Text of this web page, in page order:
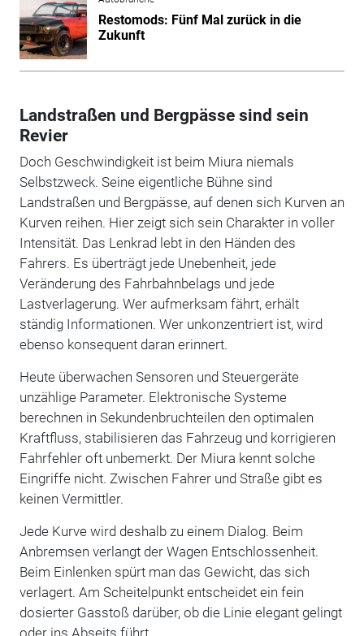
Restomods: Fünf Mal zurück in die
Zukunft
Landstraßen und Bergpässe sind sein
Revier
Doch Geschwindigkeit ist beim Miura niemals
Selbstzweck. Seine eigentliche Bühne sind
Landstraßen und Bergpässe, auf denen sich Kurven an
Kurven reihen. Hier zeigt sich sein Charakter in voller
Intensität. Das Lenkrad lebt in den Händen des
Fahrers. Es überträgt jede Unebenheit, jede
Veränderung des Fahrbahnbelags und jede
Lastverlagerung. Wer aufmerksam fährt, erhält
ständig Informationen. Wer unkonzentriert ist, wird
ebenso konsequent daran erinnert.
Heute überwachen Sensoren und Steuergeräte
unzählige Parameter. Elektronische Systeme
berechnen in Sekundenbruchteilen den optimalen
Kraftfluss, stabilisieren das Fahrzeug und korrigieren
Fahrfehler oft unbemerkt. Der Miura kennt solche
Eingriffe nicht. Zwischen Fahrer und Straße gibt es
keinen Vermittler.
Jede Kurve wird deshalb zu einem Dialog. Beim
Anbremsen verlangt der Wagen Entschlossenheit.
Beim Einlenken spürt man das Gewicht, das sich
verlagert. Am Scheitelpunkt entscheidet ein fein
dosierter Gasstoß darüber, ob die Linie elegant gelingt
oder ins Abseits führt.